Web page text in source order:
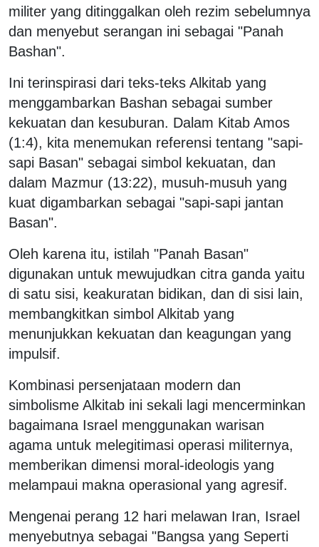
militer yang ditinggalkan oleh rezim sebelumnya
dan menyebut serangan ini sebagai "Panah
Bashan".
Ini terinspirasi dari teks-teks Alkitab yang
menggambarkan Bashan sebagai sumber
kekuatan dan kesuburan. Dalam Kitab Amos
(1:4), kita menemukan referensi tentang "sapi-
sapi Basan" sebagai simbol kekuatan, dan
dalam Mazmur (13:22), musuh-musuh yang
kuat digambarkan sebagai "sapi-sapi jantan
Basan".
Oleh karena itu, istilah "Panah Basan"
digunakan untuk mewujudkan citra ganda yaitu
di satu sisi, keakuratan bidikan, dan di sisi lain,
membangkitkan simbol Alkitab yang
menunjukkan kekuatan dan keagungan yang
impulsif.
Kombinasi persenjataan modern dan
simbolisme Alkitab ini sekali lagi mencerminkan
bagaimana Israel menggunakan warisan
agama untuk melegitimasi operasi militernya,
memberikan dimensi moral-ideologis yang
melampaui makna operasional yang agresif.
Mengenai perang 12 hari melawan Iran, Israel
menyebutnya sebagai "Bangsa yang Seperti